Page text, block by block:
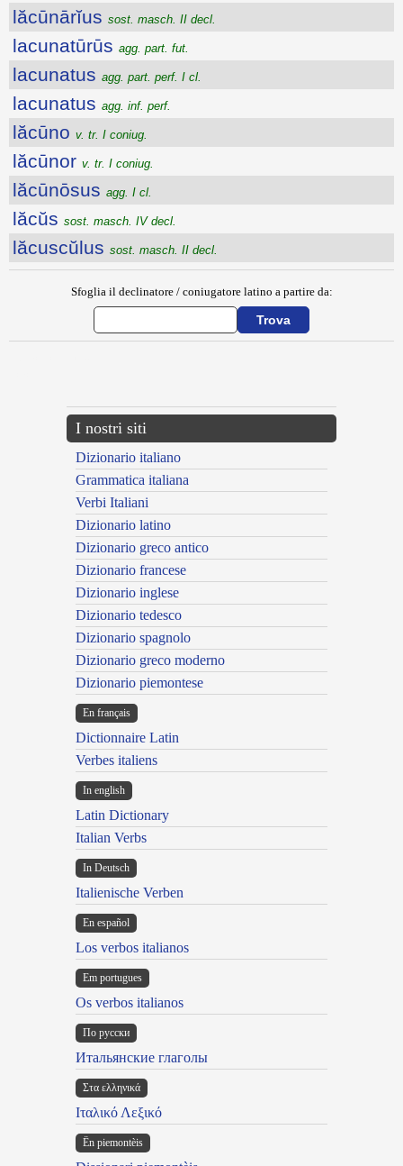
lăcūnārĭus sost. masch. II decl.
lacunatūrūs agg. part. fut.
lacunatus agg. part. perf. I cl.
lacunatus agg. inf. perf.
lăcūno v. tr. I coniug.
lăcūnor v. tr. I coniug.
lăcūnōsus agg. I cl.
lăcŭs sost. masch. IV decl.
lăcuscŭlus sost. masch. II decl.
Sfoglia il declinatore / coniugatore latino a partire da:
I nostri siti
Dizionario italiano
Grammatica italiana
Verbi Italiani
Dizionario latino
Dizionario greco antico
Dizionario francese
Dizionario inglese
Dizionario tedesco
Dizionario spagnolo
Dizionario greco moderno
Dizionario piemontese
En français
Dictionnaire Latin
Verbes italiens
In english
Latin Dictionary
Italian Verbs
In Deutsch
Italienische Verben
En español
Los verbos italianos
Em portugues
Os verbos italianos
По русски
Итальянские глаголы
Στα ελληνικά
Ιταλικό Λεξικό
Ën piemontèis